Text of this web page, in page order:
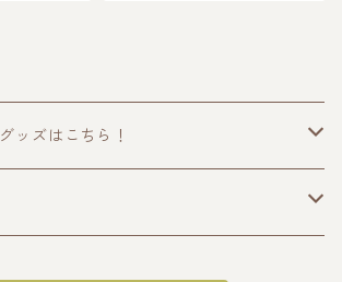
の日・母
ッズはこちら！